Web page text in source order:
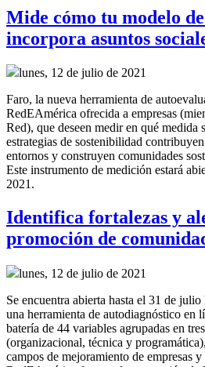
Mide cómo tu modelo
incorpora asuntos
lunes, 12 de julio de 2021
Faro, la nueva herramienta de
RedEAmérica ofrecida a empresas
Red), que deseen medir en qué medida
estrategias de sostenibilidad
entornos y construyen comunidades
Este instrumento de medición estará
2021.
Identifica fortalezas y
promoción de
lunes, 12 de julio de 2021
Se encuentra abierta hasta el 31 de
una herramienta de autodiagnóstico en
batería de 44 variables agrupadas en
(organizacional, técnica y
campos de mejoramiento de empresas